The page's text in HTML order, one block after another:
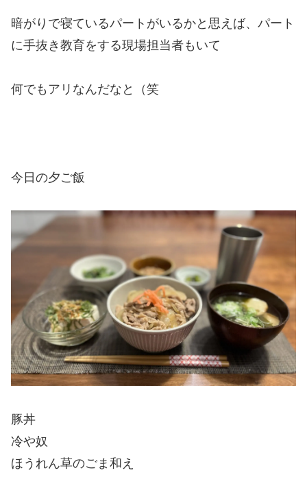
暗がりで寝ているパートがいるかと思えば、パート
に手抜き教育をする現場担当者もいて
何でもアリなんだなと（笑
今日の夕ご飯
豚丼
冷や奴
ほうれん草のごま和え